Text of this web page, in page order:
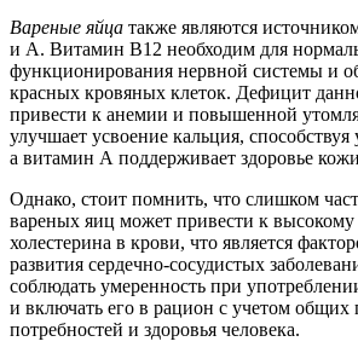
Вареные яйца также являются
и А. Витамин В12 необходим для
функционирования нервной системы и
красных кровяных клеток. Дефицит
привести к анемии и повышенной
улучшает усвоение кальция,
а витамин А поддерживает здоровье
Однако, стоит помнить, что слишком
вареных яиц может привести к
холестерина в крови, что является
развития сердечно-сосудистых
соблюдать умеренность при
и включать его в рацион с учетом
потребностей и здоровья человека.